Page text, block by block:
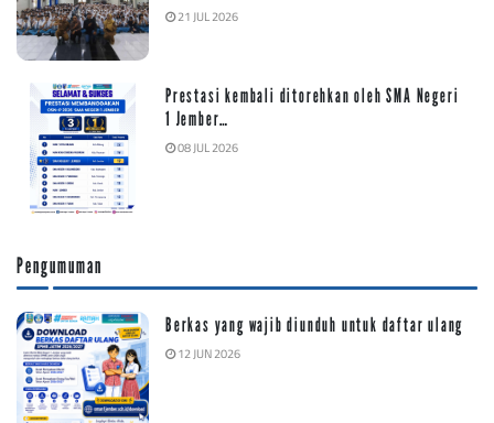
21 JUL 2026
Prestasi kembali ditorehkan oleh SMA Negeri
1 Jember…
08 JUL 2026
Pengumuman
Berkas yang wajib diunduh untuk daftar ulang
12 JUN 2026